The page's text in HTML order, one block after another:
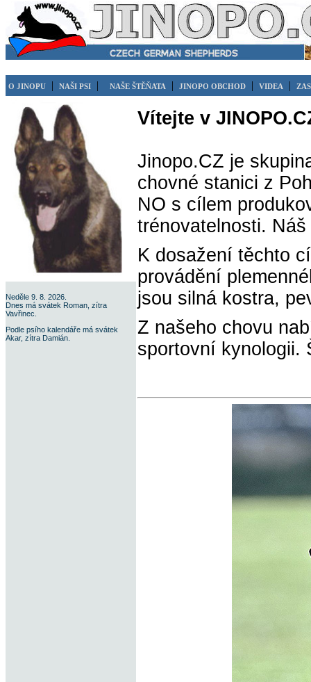
O JINOPU | NAŠI PSI | NAŠE ŠTĚŇATA | JINOPO OBCHOD | VIDEA |
Neděle 9. 8. 2026.
Dnes má svátek Roman, zítra
Vavřinec.
Podle psího kalendáře má svátek
Akar, zítra Damián.
Vítejte v
Jinopo.CZ je
chovné stanici z
NO s cílem
trénovatelnosti.
K dosažení těchto
provádění
jsou silná kostra,
Z našeho chovu
sportovní kynologii.